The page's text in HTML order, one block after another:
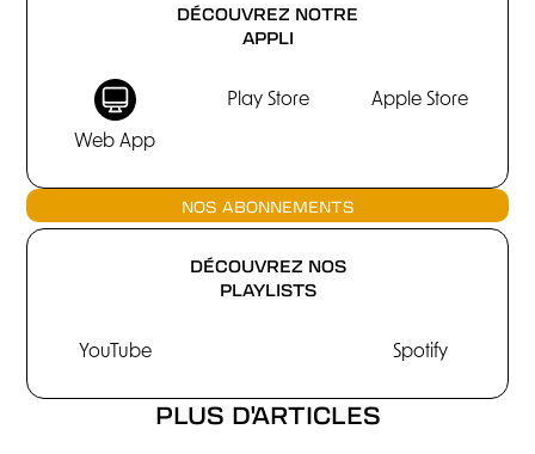
DÉCOUVREZ NOTRE
APPLI
Web App
Play Store Apple Store
NOS ABONNEMENTS
DÉCOUVREZ NOS
PLAYLISTS
YouTube Spotify
PLUS D'ARTICLES